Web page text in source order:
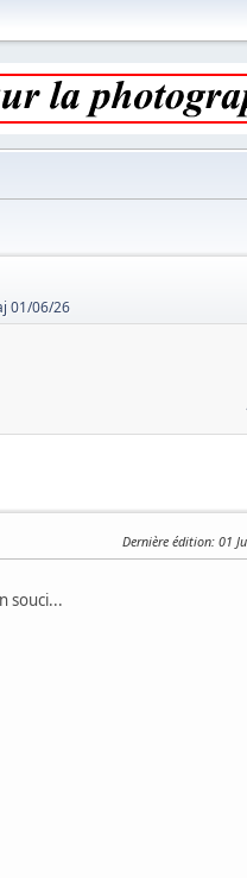
01/06/26
Dernière édition: 01
souci...